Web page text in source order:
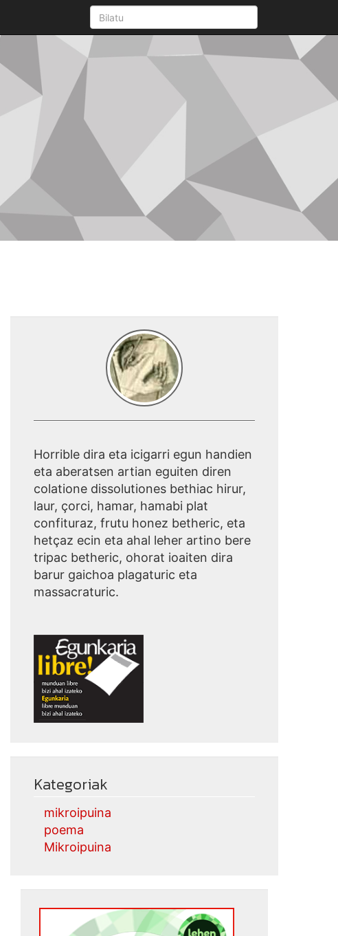
Horrible dira eta icigarri egun handien
eta aberatsen artian eguiten diren
colatione dissolutiones bethiac hirur,
laur, çorci, hamar, hamabi plat
confituraz, frutu honez betheric, eta
hetçaz ecin eta ahal leher artino bere
tripac betheric, ohorat ioaiten dira
barur gaichoa plagaturic eta
massacraturic.
Kategoriak
mikroipuina
poema
Mikroipuina